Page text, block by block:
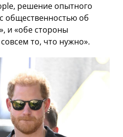
решение опытного
общественностью об
и «обе стороны
то, что нужно».